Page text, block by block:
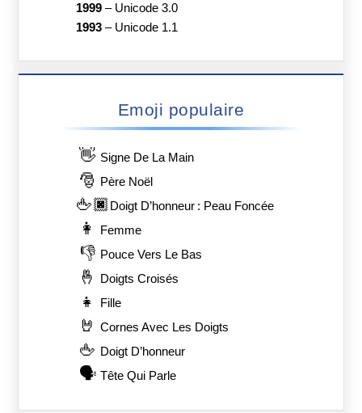
1999– Unicode 3.0
1993– Unicode 1.1
Emoji populaire
👋 Signe De La Main
🎅 Père Noël
🖕🏿 Doigt D’honneur : Peau Foncée
👩 Femme
👎 Pouce Vers Le Bas
🤞 Doigts Croisés
👧 Fille
🤘 Cornes Avec Les Doigts
🖕 Doigt D’honneur
🗣️ Tête Qui Parle